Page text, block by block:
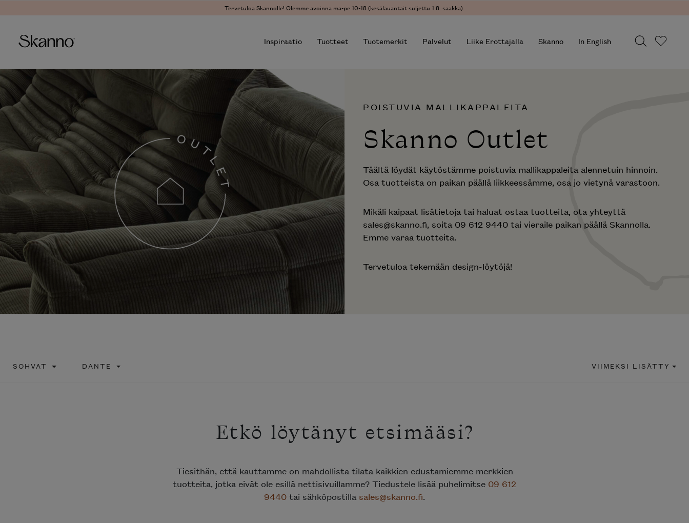
Tervetuloa Skannolle! Olemme avoinna ma-pe 10-18 (kesälauantait suljettu 1.8. saakka).
Inspiraatio Tuotteet Tuotemerkit Palvelut Liike Erottajalla Skanno In English
Type 2 or more characters for results.
POISTUVIA MALLIKAPPALEITA
Skanno Outlet
Täältä löydät käytöstämme poistuvia mallikappaleita alennetuin hinnoin.
Osa tuotteista on paikan päällä liikkeessämme, osa jo vietynä varastoon.
Mikäli kaipaat lisätietoja tai haluat ostaa tuotteita, ota yhteyttä
sales@skanno.fi, soita 09 612 9440 tai vieraile paikan päällä Skannolla.
Emme varaa tuotteita.
Tervetuloa tekemään design-löytöjä!
SOHVAT DANTE VIIMEKSI LISÄTTY
Etkö löytänyt etsimääsi?
Tiesithän, että kauttamme on mahdollista tilata kaikkien edustamiemme merkkien
tuotteita, jotka eivät ole esillä nettisivuillamme? Tiedustele lisää puhelimitse 09 612
9440 tai sähköpostilla sales@skanno.fi.